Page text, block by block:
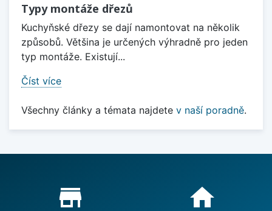
Typy montáže dřezů
Kuchyňské dřezy se dají namontovat na několik
způsobů. Většina je určených výhradně pro jeden
typ montáže. Existují...
Číst více
Všechny články a témata najdete v naší poradně.
Proč nakupovat u nás?
store_mall_directory home